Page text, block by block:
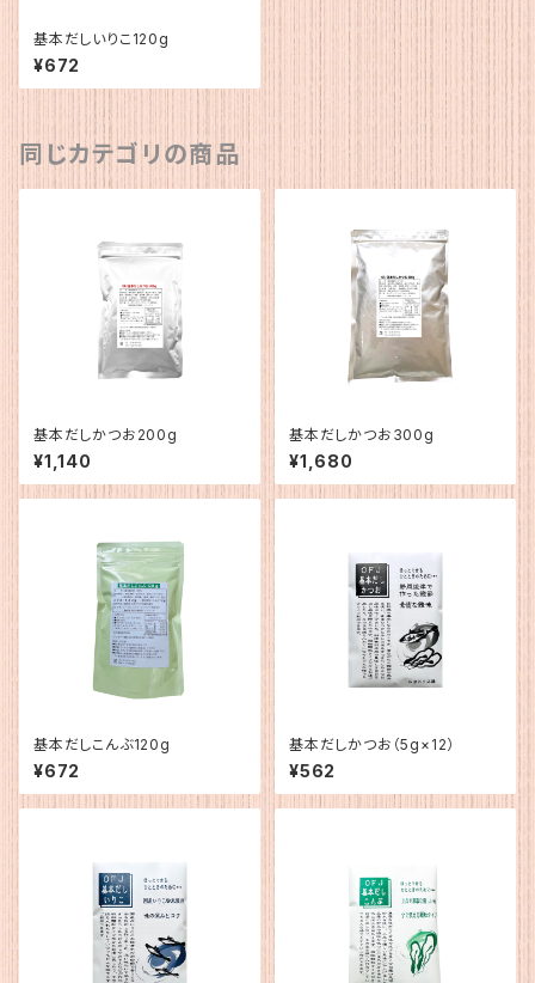
基本だしいりこ120g
¥672
同じカテゴリの商品
基本だしかつお200g
¥1,140
基本だしかつお300g
¥1,680
基本だしこんぶ120g
¥672
基本だしかつお（5g×12）
¥562